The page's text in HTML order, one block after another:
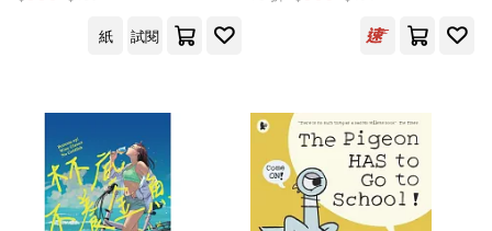
安娜．卡蜜拉．庫普卡(1)
安子著(1) 宋承澤(1)
小林弘幸(1) 小林源文(1)
德慧文化圖書有限公司(1)
成都時代出版社(1)
接力出版社(1) 播道會(1)
紙
試閱